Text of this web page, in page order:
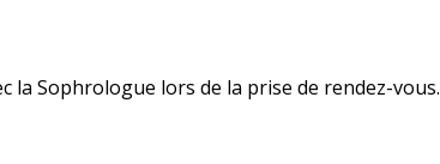
la Sophrologue lors de la prise de rendez-vous.